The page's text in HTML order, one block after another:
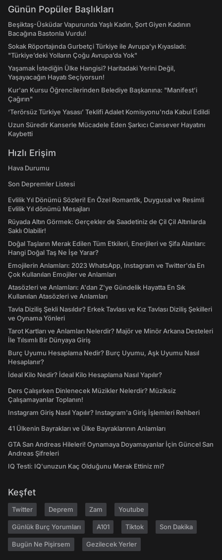
Günün Popüler Başlıkları
Beşiktaş-Üsküdar Vapurunda Yaşlı Kadın, Şort Giyen Kadının
Bacağına Bastonla Vurdu!
Sokak Röportajında Gurbetçi Türkiye ile Avrupa'yı Kıyasladı:
"Türkiye’deki Yolların Çoğu Avrupa’da Yok"
Yaşamak İstediğin Ülke Hangisi? Haritadaki Yerini Değil,
Yaşayacağın Hayatı Seçiyorsun!
Kur'an Kursu Öğrencilerinden Belediye Başkanına: "Manifest’i
Çağırın"
‘Terörsüz Türkiye Yasası’ Teklifi Adalet Komisyonu'nda Kabul Edildi
Uzun Süredir Kanserle Mücadele Eden Şarkıcı Cansever Hayatını
Kaybetti
Hızlı Erişim
Hava Durumu
Son Depremler Listesi
Evlilik Yıl Dönümü Sözleri! En Özel Romantik, Duygusal ve Resimli
Evlilik Yıl dönümü Mesajları
Rüyada Altın Görmek: Gerçekler de Saadetiniz de Çil Çil Altınlarda
Saklı Olabilir!
Doğal Taşların Merak Edilen Tüm Etkileri, Enerjileri ve Şifa Alanları:
Hangi Doğal Taş Ne İşe Yarar?
Emojilerin Anlamları: 2023 WhatsApp, Instagram ve Twitter'da En
Çok Kullanılan Emojiler ve Anlamları
Atasözleri ve Anlamları: A'dan Z'ye Gündelik Hayatta En Sık
Kullanılan Atasözleri ve Anlamları
Tavla Diziliş Şekli Nasıldır? Erkek Tavlası ve Kız Tavlası Diziliş Şekilleri
ve Oynama Yönleri
Tarot Kartları ve Anlamları Nelerdir? Majör ve Minör Arkana Desteleri
İle Tılsımlı Bir Dünyaya Giriş
Burç Uyumu Hesaplama Nedir? Burç Uyumu, Aşk Uyumu Nasıl
Hesaplanır?
İdeal Kilo Nedir? İdeal Kilo Hesaplama Nasıl Yapılır?
Ders Çalışırken Dinlenecek Müzikler Nelerdir? Müziksiz
Çalışamayanlar Toplanın!
Instagram Giriş Nasıl Yapılır? Instagram'a Giriş İşlemleri Rehberi
41 Ülkenin Bayrakları ve Ülke Bayraklarının Anlamları
GTA San Andreas Hileleri! Oynamaya Doyamayanlar İçin Güncel San
Andreas Şifreleri
IQ Testi: IQ'unuzun Kaç Olduğunu Merak Ettiniz mi?
Keşfet
Twitter Deprem Zam Youtube
Günlük Burç Yorumları A101 Tiktok Son Dakika
Bugün Ne Pişirsem Gezilecek Yerler